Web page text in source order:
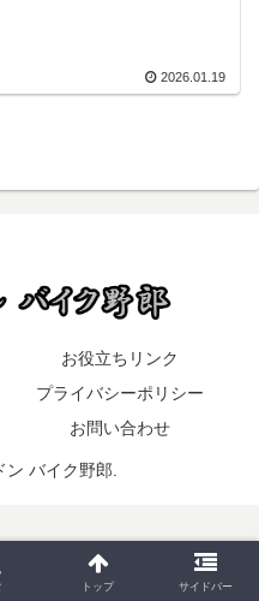
2026.01.19
お役立ちリンク
プライバシーポリシー
お問い合わせ
バイク野郎.
トップ サイドバー